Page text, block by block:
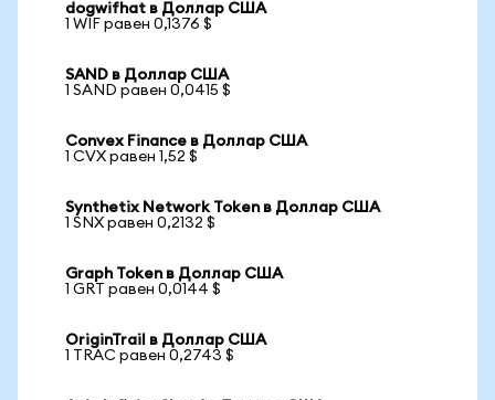
dogwifhat в Доллар США
1 WIF равен 0,1376 $
SAND в Доллар США
1 SAND равен 0,0415 $
Convex Finance в Доллар США
1 CVX равен 1,52 $
Synthetix Network Token в Доллар США
1 SNX равен 0,2132 $
Graph Token в Доллар США
1 GRT равен 0,0144 $
OriginTrail в Доллар США
1 TRAC равен 0,2743 $